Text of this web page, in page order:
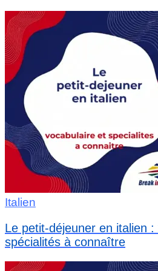
Italien
Le petit-déjeuner en italien
spécialités à connaître